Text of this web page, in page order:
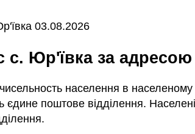
03.08.2026
с. Юр'ївка за адресою
населення в населеному
поштове відділення.